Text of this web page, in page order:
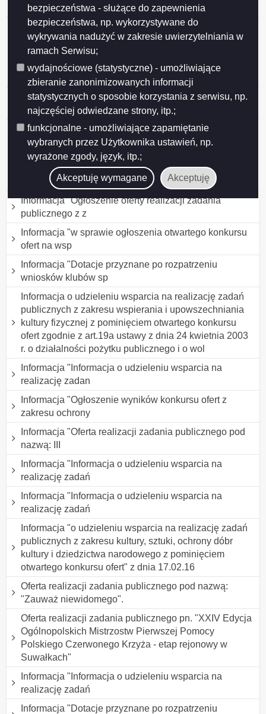
bezpieczeństwa - służące do zapewnienia
bezpieczeństwa, np. wykorzystywane do
wykrywania nadużyć w zakresie uwierzytelniania w
ramach Serwisu;
wydajnościowe (statystyczne) - umożliwiające
zbieranie zanonimizowanych informacji
statystycznych o sposobie korzystania z serwisu, np.
najczęściej odwiedzane strony, itp.;
funkcjonalne - umożliwiające zapamiętanie
wybranych przez Użytkownika ustawień, np.
wyrażone zgody, język, itp.;
Akceptuję wymagane Akceptuję
finanso
Informacja Dotacja przyznana po rozpatrzeniu wniosku
klubu sportowego złożonego przez klub z własnej
inicjatywy zgodnie z uchwałą nr XXXVII/396/2013
Rady Miejskiej w Suwałkach z dnia 28 maja 2013 r. w
sprawie określenia warunków i trybu finansowania ro
Informacja -ogłoszenie o realizacji zadań w ramach
inicjatywy lokalnej w 2016 r.
Informacja o udzieleniu wsparcia na realizację zadania
publicznego z zakresu ochrony i promocji zdrowia oraz
działalności na rzecz osób niepełnosprawnych pn.
"Wspieranie działań w zakresie profilaktyki zdrowotnej
i promocji zdrowego stylu życia" z pominię
Informacja "Ogłoszenie oferty realizacji zadania
publicznego z z
Informacja "w sprawie ogłoszenia otwartego konkursu
ofert na wsp
Informacja "Dotacje przyznane po rozpatrzeniu
wniosków klubów sp
Informacja o udzieleniu wsparcia na realizację zadań
publicznych z zakresu wspierania i upowszechniania
kultury fizycznej z pominięciem otwartego konkursu
ofert zgodnie z art.19a ustawy z dnia 24 kwietnia 2003
r. o działalności pożytku publicznego i o wol
Informacja "Informacja o udzieleniu wsparcia na
realizację zadan
Informacja "Ogłoszenie wyników konkursu ofert z
zakresu ochrony
Informacja "Oferta realizacji zadania publicznego pod
nazwą: III
Informacja "Informacja o udzieleniu wsparcia na
realizację zadań
Informacja "Informacja o udzieleniu wsparcia na
realizację zadań
Informacja "o udzieleniu wsparcia na realizację zadań
publicznych z zakresu kultury, sztuki, ochrony dóbr
kultury i dziedzictwa narodowego z pominięciem
otwartego konkursu ofert" z dnia 17.02.16
Oferta realizacji zadania publicznego pod nazwą:
"Zauważ niewidomego".
Oferta realizacji zadania publicznego pn. "XXIV Edycja
Ogólnopolskich Mistrzostw Pierwszej Pomocy
Polskiego Czerwonego Krzyża - etap rejonowy w
Suwałkach"
Informacja "Informacja o udzieleniu wsparcia na
realizację zadań
Informacja "Dotacje przyznane po rozpatrzeniu